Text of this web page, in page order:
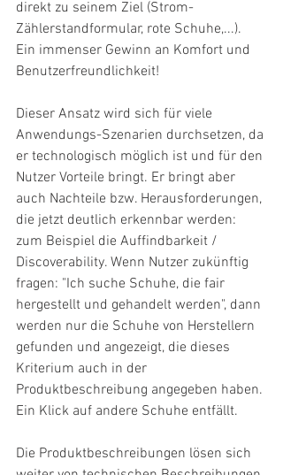
direkt zu seinem Ziel (Strom-
Zählerstandformular, rote Schuhe,...).
Ein immenser Gewinn an Komfort und
Benutzerfreundlichkeit!
Dieser Ansatz wird sich für viele
Anwendungs-Szenarien durchsetzen, da
er technologisch möglich ist und für den
Nutzer Vorteile bringt. Er bringt aber
auch Nachteile bzw. Herausforderungen,
die jetzt deutlich erkennbar werden:
zum Beispiel die Auffindbarkeit /
Discoverability. Wenn Nutzer zukünftig
fragen: "Ich suche Schuhe, die fair
hergestellt und gehandelt werden", dann
werden nur die Schuhe von Herstellern
gefunden und angezeigt, die dieses
Kriterium auch in der
Produktbeschreibung angegeben haben.
Ein Klick auf andere Schuhe entfällt.
Die Produktbeschreibungen lösen sich